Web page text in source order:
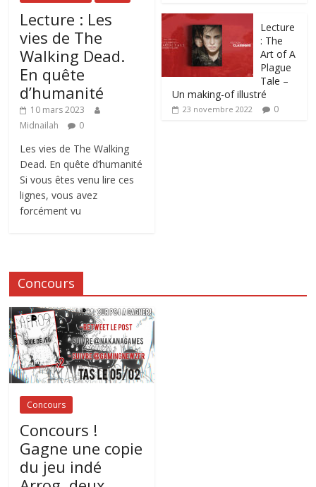
Lecture : Les
vies de The
Walking Dead.
En quête
d’humanité
10 mars 2023
Midnailah
0
Les vies de The Walking
Dead. En quête d’humanité
Si vous êtes venu lire ces
lignes, vous avez
forcément vu
Lecture
: The
Art of A
Plague
Tale –
Un making-of illustré
23 novembre 2022 0
Concours
Concours
Concours !
Gagne une copie
du jeu indé